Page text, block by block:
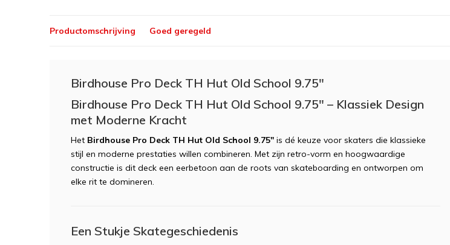
Productomschrijving Goed geregeld
Birdhouse Pro Deck TH Hut Old School 9.75"
Birdhouse Pro Deck TH Hut Old School 9.75" – Klassiek Design
met Moderne Kracht
Het Birdhouse Pro Deck TH Hut Old School 9.75" is dé keuze voor skaters die klassieke
stijl en moderne prestaties willen combineren. Met zijn retro-vorm en hoogwaardige
constructie is dit deck een eerbetoon aan de roots van skateboarding en ontworpen om
elke rit te domineren.
Een Stukje Skategeschiedenis